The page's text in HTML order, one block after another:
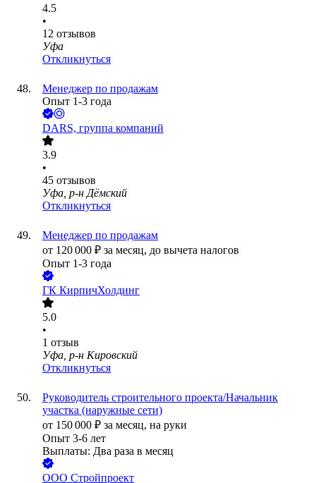
4.5
•
12 отзывов
Уфа
Откликнуться
Менеджер по продажам
Опыт 1-3 года
DARS, группа компаний
3.9
•
45 отзывов
Уфа, р-н Дёмский
Откликнуться
Менеджер по продажам
от 120 000 ₽ за месяц, до вычета налогов
Опыт 1-3 года
ГК КирпичХолдинг
5.0
•
1 отзыв
Уфа, р-н Кировский
Откликнуться
Руководитель строительного проекта/Начальник
участка (наружные сети)
от 150 000 ₽ за месяц, на руки
Опыт 3-6 лет
Выплаты: Два раза в месяц
ООО Стройпроект